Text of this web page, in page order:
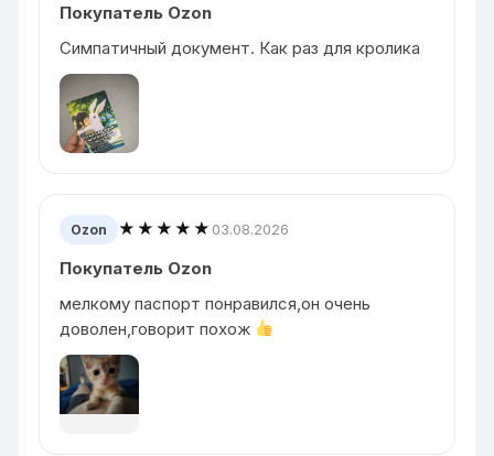
Покупатель Ozon
Симпатичный документ. Как раз для кролика
Ozon ★★★★★ 03.08.2026
Покупатель Ozon
мелкому паспорт понравился,он очень
доволен,говорит похож